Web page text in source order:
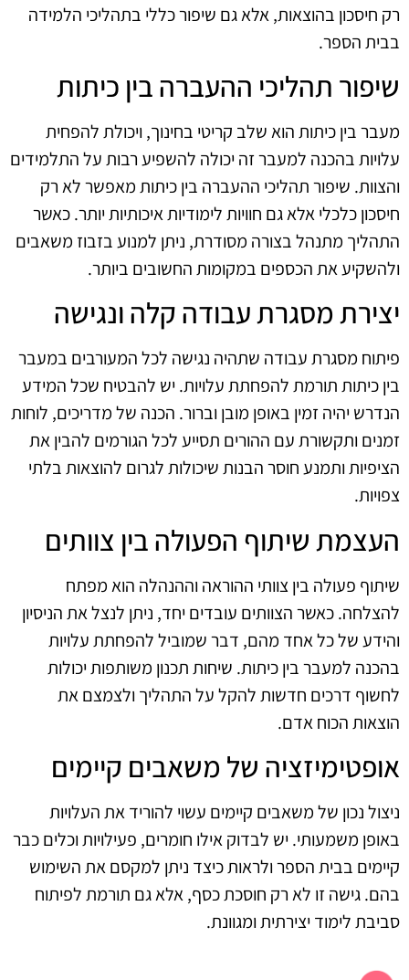
רק חיסכון בהוצאות, אלא גם שיפור כללי בתהליכי הלמידה
בבית הספר.
שיפור תהליכי ההעברה בין כיתות
מעבר בין כיתות הוא שלב קריטי בחינוך, ויכולת להפחית
עלויות בהכנה למעבר זה יכולה להשפיע רבות על התלמידים
והצוות. שיפור תהליכי ההעברה בין כיתות מאפשר לא רק
חיסכון כלכלי אלא גם חוויות לימודיות איכותיות יותר. כאשר
התהליך מתנהל בצורה מסודרת, ניתן למנוע בזבוז משאבים
ולהשקיע את הכספים במקומות החשובים ביותר.
יצירת מסגרת עבודה קלה ונגישה
פיתוח מסגרת עבודה שתהיה נגישה לכל המעורבים במעבר
בין כיתות תורמת להפחתת עלויות. יש להבטיח שכל המידע
הנדרש יהיה זמין באופן מובן וברור. הכנה של מדריכים, לוחות
זמנים ותקשורת עם ההורים תסייע לכל הגורמים להבין את
הציפיות ותמנע חוסר הבנות שיכולות לגרום להוצאות בלתי
צפויות.
העצמת שיתוף הפעולה בין צוותים
שיתוף פעולה בין צוותי ההוראה וההנהלה הוא מפתח
להצלחה. כאשר הצוותים עובדים יחד, ניתן לנצל את הניסיון
והידע של כל אחד מהם, דבר שמוביל להפחתת עלויות
בהכנה למעבר בין כיתות. שיחות תכנון משותפות יכולות
לחשוף דרכים חדשות להקל על התהליך ולצמצם את
הוצאות הכוח אדם.
אופטימיזציה של משאבים קיימים
ניצול נכון של משאבים קיימים עשוי להוריד את העלויות
באופן משמעותי. יש לבדוק אילו חומרים, פעילויות וכלים כבר
קיימים בבית הספר ולראות כיצד ניתן למקסם את השימוש
בהם. גישה זו לא רק חוסכת כסף, אלא גם תורמת לפיתוח
סביבת לימוד יצירתית ומגוונת.